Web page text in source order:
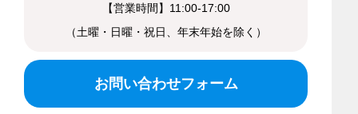
【営業時間】11:00-17:00
（土曜・日曜・祝日、年末年始を除く）
お問い合わせフォーム